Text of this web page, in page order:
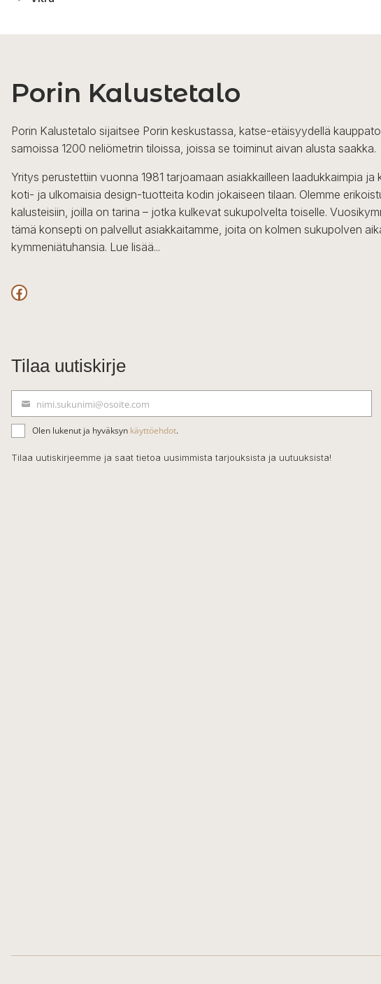
Porin Kalustetalo
Porin Kalustetalo sijaitsee Porin keskustassa, katse-etäisyydellä
samoissa 1200 neliömetrin tiloissa, joissa se toiminut aivan alusta saakka.
Yritys perustettiin vuonna 1981 tarjoamaan asiakkailleen laadukkaimpia ja
koti- ja ulkomaisia design-tuotteita kodin jokaiseen tilaan. Olemme
kalusteisiin, joilla on tarina – jotka kulkevat sukupolvelta toiselle.
tämä konsepti on palvellut asiakkaitamme, joita on kolmen sukupolven
kymmeniätuhansia. Lue lisää...
Facebook
Tilaa uutiskirje
ä
h
k
nimi.sukunimi@osoite.com
Olen lukenut ja hyväksyn käyttöehdot.
Tilaa uutiskirjeemme ja saat tietoa uusimmista tarjouksista ja uutuuksista!